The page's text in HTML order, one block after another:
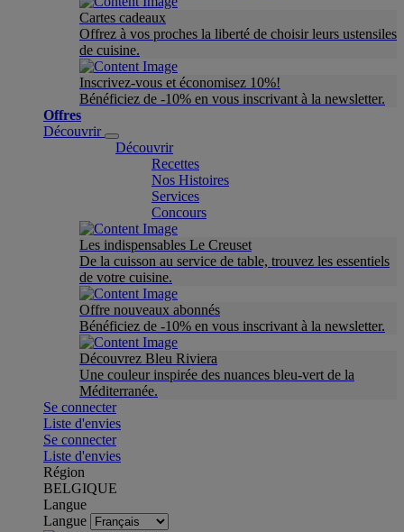
Cartes cadeaux
Offrez à vos proches la liberté de choisir leurs ustensiles
de cuisine.
Inscrivez-vous et économisez 10%!
Bénéficiez de -10% en vous inscrivant à la newsletter.
Offres
Découvrir
Découvrir
Recettes
Nos Histoires
Services
Concours
Les indispensables Le Creuset
De la cuisson au service de table, trouvez les essentiels
de votre cuisine.
Offre nouveaux abonnés
Bénéficiez de -10% en vous inscrivant à la newsletter.
Découvrez Bleu Riviera
Une couleur inspirée des nuances bleu-vert de la
Méditerranée.
Se connecter
Liste d'envies
Se connecter
Liste d'envies
Région
BELGIQUE
Langue
Langue